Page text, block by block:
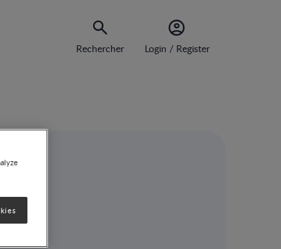
Rechercher Login / Register